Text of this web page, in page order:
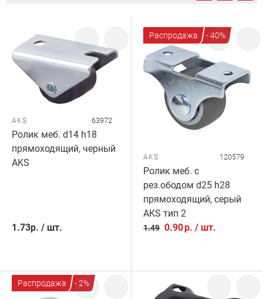
AKS 63972
Ролик меб. d14 h18
прямоходящий, черный
AKS
1.73р. / шт.
Распродажа - 40%
AKS 120579
Ролик меб. с
рез.ободом d25 h28
прямоходящий, серый
AKS тип 2
1.49 0.90р. / шт.
Распродажа - 2%